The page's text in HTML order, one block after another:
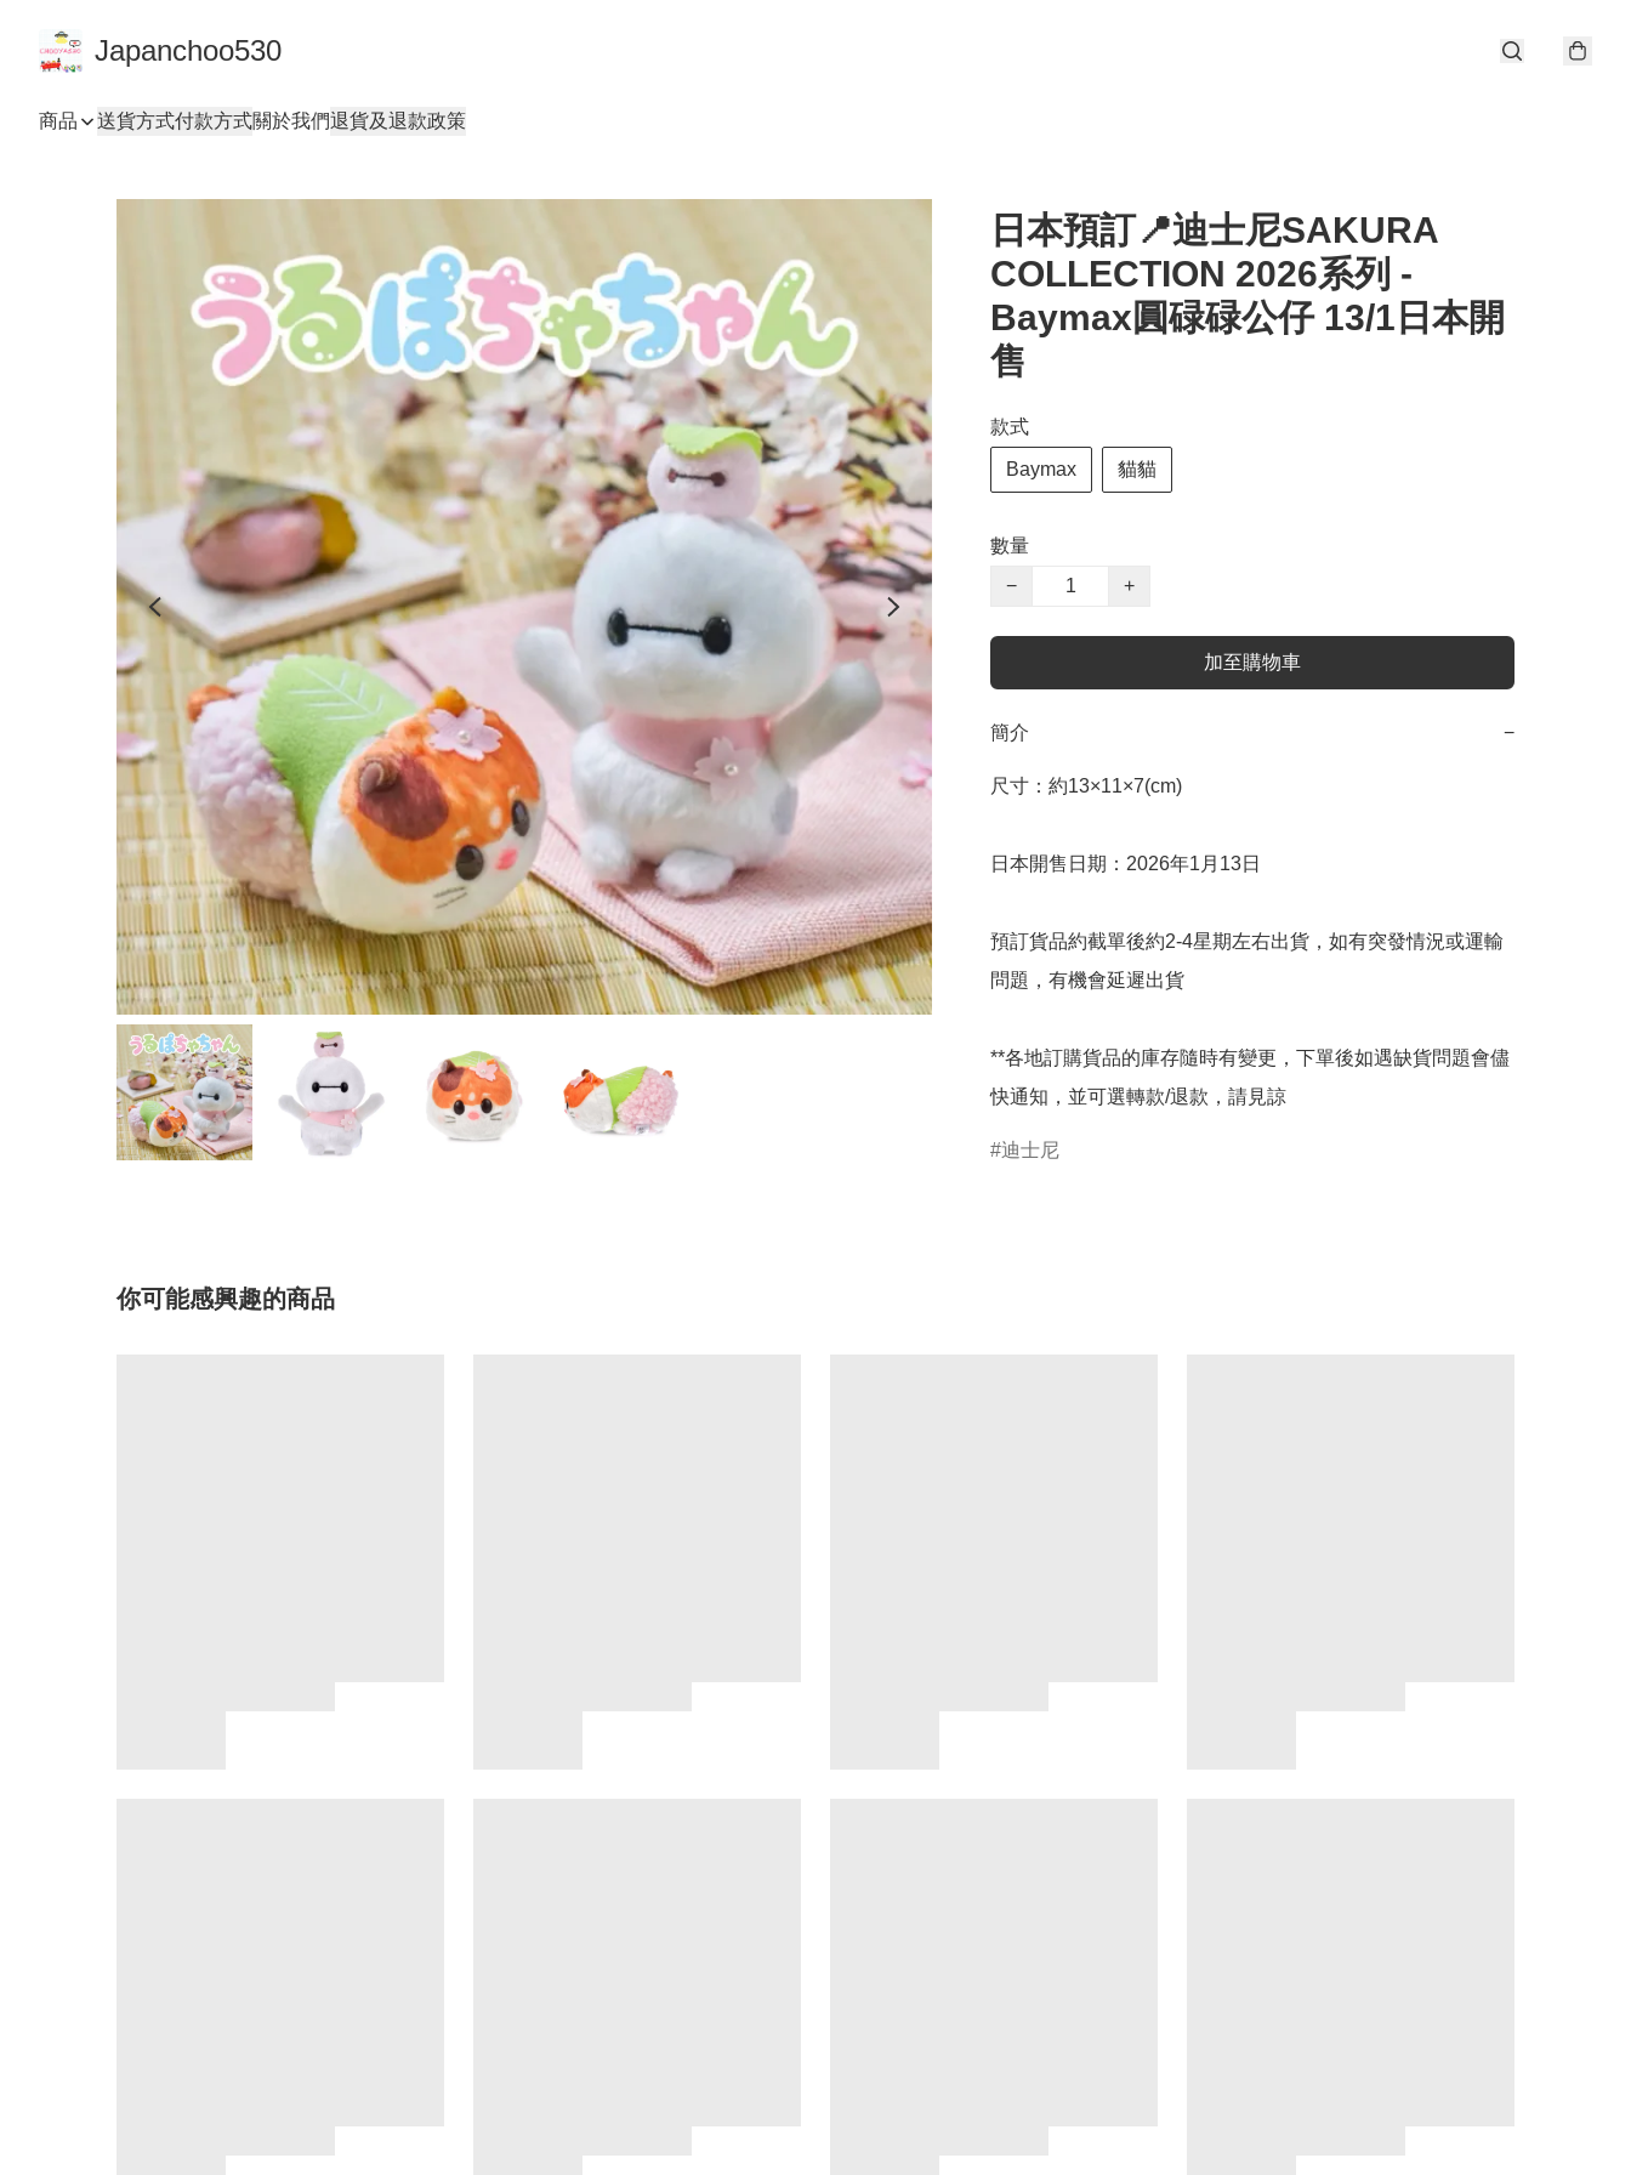
Japanchoo530
商品 送貨方式付款方式關於我們退貨及退款政策
日本預訂📍迪士尼SAKURA
COLLECTION 2026系列 -
Baymax圓碌碌公仔 13/1日本開
售
款式
Baymax 貓貓
數量
−
+
加至購物車
簡介 −
尺寸：約13×11×7(cm)
日本開售日期：2026年1月13日
預訂貨品約截單後約2-4星期左右出貨，如有突發情況或運輸
問題，有機會延遲出貨
**各地訂購貨品的庫存隨時有變更，下單後如遇缺貨問題會儘
快通知，並可選轉款/退款，請見諒
迪士尼
你可能感興趣的商品